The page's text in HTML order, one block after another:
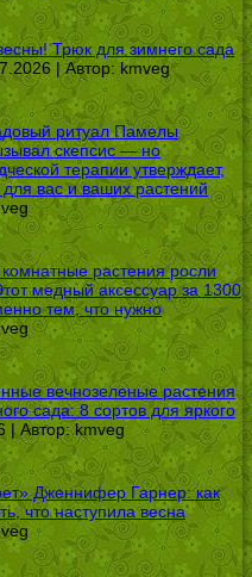
Трюк для зимнего сада
| Автор: kmveg
ритуал Памелы
скепсис — но
терапии утверждает,
для вас и ваших растений
растения росли
медный аксессуар за 1300
тем, что нужно
вечнозеленые растения
сада: 8 сортов для яркого
| Автор:kmveg
Дженнифер Гарнер: как
что наступила весна